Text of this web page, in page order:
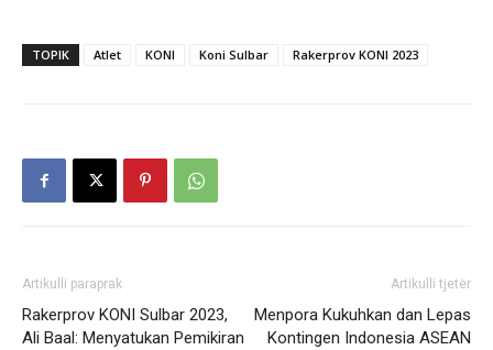
TOPIK Atlet KONI Koni Sulbar Rakerprov KONI 2023
Artikulli paraprak
Rakerprov KONI Sulbar 2023,
Ali Baal: Menyatukan Pemikiran
Artikulli tjetër
Menpora Kukuhkan dan Lepas
Kontingen Indonesia ASEAN